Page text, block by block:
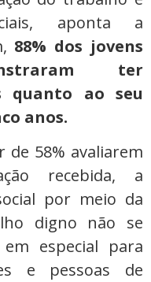
aponta a
88% dos jovens
ter
quanto ao seu
anos.
de 58% avaliarem
recebida, a
por meio da
digno não se
especial para
e pessoas de